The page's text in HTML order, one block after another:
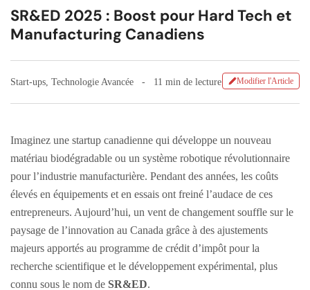
SR&ED 2025 : Boost pour Hard Tech et
Manufacturing Canadiens
Start-ups Technologie Avancée 11 min de lecture Modifier l'Article
Imaginez une startup canadienne qui développe un nouveau
matériau biodégradable ou un système robotique révolutionnaire
pour l’industrie manufacturière. Pendant des années, les coûts
élevés en équipements et en essais ont freiné l’audace de ces
entrepreneurs. Aujourd’hui, un vent de changement souffle sur le
paysage de l’innovation au Canada grâce à des ajustements
majeurs apportés au programme de crédit d’impôt pour la
recherche scientifique et le développement expérimental, plus
connu sous le nom de SR&ED.